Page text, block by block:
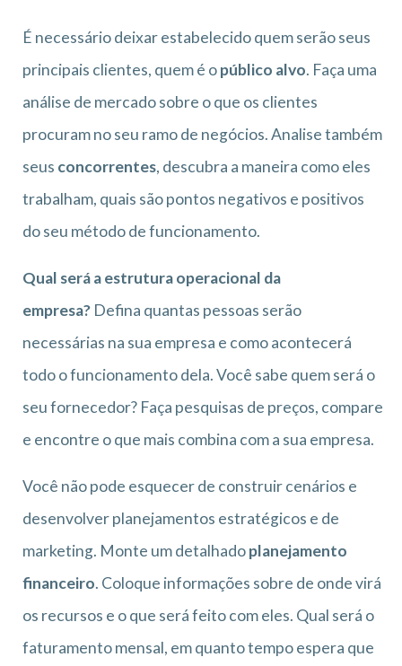
É necessário deixar estabelecido quem serão seus
principais clientes, quem é opúblico alvo. Faça uma
análise de mercado sobre o que os clientes
procuram no seu ramo de negócios. Analise também
seus concorrentes, descubra a maneira como eles
trabalham, quais são pontos negativos e positivos
do seu método de funcionamento.
Qual será a estrutura operacional da
empresa? Defina quantas pessoas serão
necessárias na sua empresa e como acontecerá
todo o funcionamento dela. Você sabe quem será o
seu fornecedor? Faça pesquisas de preços, compare
e encontre o que mais combina com a sua empresa.
Você não pode esquecer de construir cenários e
desenvolver planejamentos estratégicos e de
marketing. Monte um detalhadoplanejamento
financeiro. Coloque informações sobre de onde virá
os recursos e o que será feito com eles. Qual será o
faturamento mensal, em quanto tempo espera que